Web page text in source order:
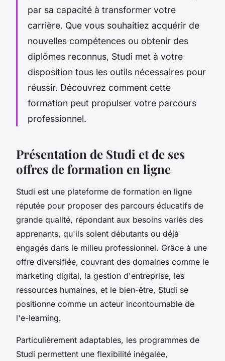
par sa capacité à transformer votre
carrière. Que vous souhaitiez acquérir de
nouvelles compétences ou obtenir des
diplômes reconnus, Studi met à votre
disposition tous les outils nécessaires pour
réussir. Découvrez comment cette
formation peut propulser votre parcours
professionnel.
Présentation de Studi et de ses
offres de formation en ligne
Studi est une plateforme de formation en ligne
réputée pour proposer des parcours éducatifs de
grande qualité, répondant aux besoins variés des
apprenants, qu'ils soient débutants ou déjà
engagés dans le milieu professionnel. Grâce à une
offre diversifiée, couvrant des domaines comme le
marketing digital, la gestion d'entreprise, les
ressources humaines, et le bien-être, Studi se
positionne comme un acteur incontournable de
l'e-learning.
Particulièrement adaptables, les programmes de
Studi permettent une flexibilité inégalée,